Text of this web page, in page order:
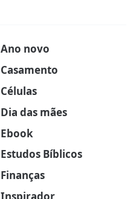
Ano novo
Casamento
Células
Dia das mães
Ebook
Estudos Bíblicos
Finanças